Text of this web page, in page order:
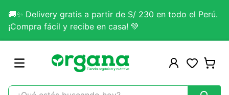
🚚✨ Delivery gratis a partir de S/ 230 en todo el Perú.
¡Compra fácil y recibe en casa! 💚
¿Qué estás buscando hoy?